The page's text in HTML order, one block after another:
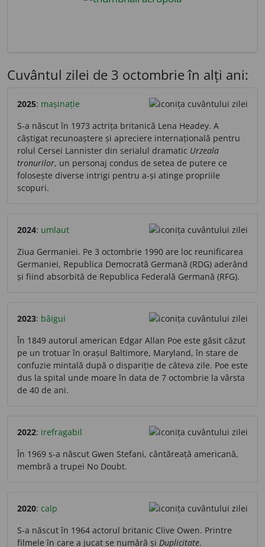
Cuvântul zilei de 3 octombrie în alți ani:
2025: mașinație
S-a născut în 1973 actrița britanică Lena Headey. A
câștigat recunoaștere și apreciere internațională pentru
rolul Cersei Lannister din serialul dramatic Urzeala
tronurilor, un personaj condus de setea de putere ce
folosește diverse intrigi pentru a-și atinge propriile
scopuri.
2024: umlaut
Ziua Germaniei. Pe 3 octombrie 1990 are loc reunificarea
Germaniei, Republica Democrată Germană (RDG) aderând
și fiind absorbită de Republica Federală Germană (RFG).
2023: bâigui
În 1849 autorul american Edgar Allan Poe este găsit căzut
pe un trotuar în orașul Baltimore, Maryland, în stare de
confuzie mintală după o dispariție de câteva zile. Poe este
dus la spital unde moare în data de 7 octombrie la vârsta
de 40 de ani.
2022: irefragabil
În 1969 s-a născut Gwen Stefani, cântăreață americană,
membră a trupei No Doubt.
2020: calp
S-a născut în 1964 actorul britanic Clive Owen. Printre
filmele în care a jucat se numără și Duplicitate.